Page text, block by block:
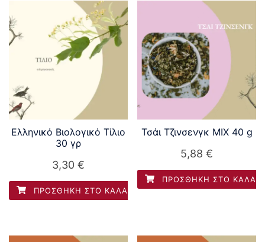
Ελληνικό Βιολογικό Τίλιο
30 γρ
3,30 €
ΠΡΟΣΘΉΚΗ ΣΤΟ ΚΑΛΆΘΙ
Τσάι Τζινσενγκ MIX 40 g
5,88€
ΠΡΟΣΘΉΚΗ ΣΤΟ ΚΑΛΆΘΙ